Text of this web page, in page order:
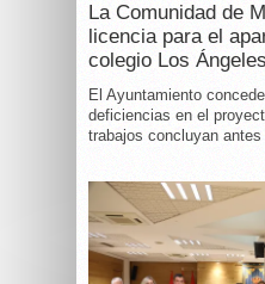
La Comunidad de
licencia para el
colegio Los Ángeles
El Ayuntamiento
deficiencias en el
trabajos concluyan